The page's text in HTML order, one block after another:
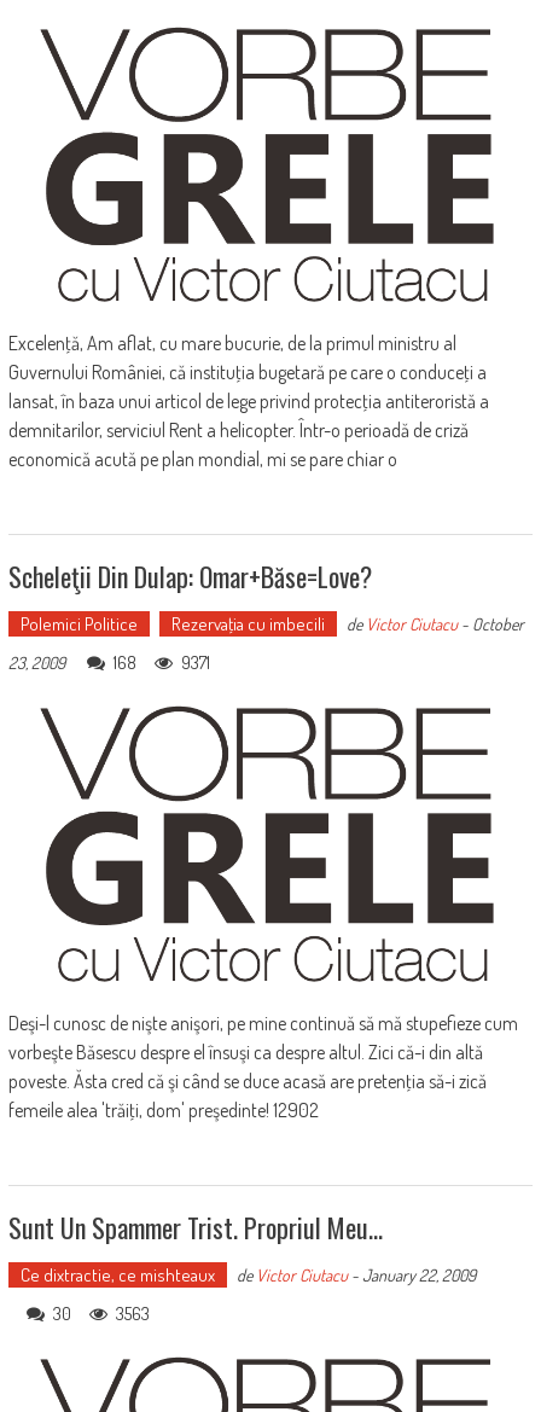
Excelenţă, Am aflat, cu mare bucurie, de la primul ministru al
Guvernului României, că instituţia bugetară pe care o conduceţi a
lansat, în baza unui articol de lege privind protecţia antiteroristă a
demnitarilor, serviciul Rent a helicopter. Într-o perioadă de criză
economică acută pe plan mondial, mi se pare chiar o
Scheleţii Din Dulap: Omar+Băse=love?
Polemici Politice Rezervaţia cu imbecili de Victor Ciutacu- October
23, 2009
168 9371
Deşi-l cunosc de nişte anişori, pe mine continuă să mă stupefieze cum
vorbeşte Băsescu despre el însuşi ca despre altul. Zici că-i din altă
poveste. Ăsta cred că şi când se duce acasă are pretenţia să-i zică
femeile alea 'trăiţi, dom' preşedinte! 12902
Sunt Un Spammer Trist. Propriul Meu…
Ce dixtractie, ce mishteaux de Victor Ciutacu-January 22, 2009
30 3563